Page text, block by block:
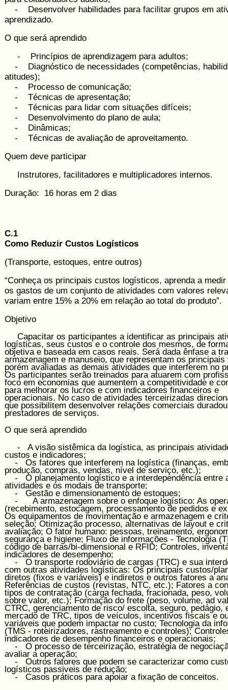
- Desenvolver habilidades para facilitar grupos em
aprendizado.
O que será aprendido
- Princípios de aprendizagem para adultos;
- Diagnóstico de necessidades (compe­tên­cias,
atitudes);
- Processo de comunicação;
- Técnicas de apresentação;
- Técnicas para lidar com situações difíceis;
- Desenvolvimento do plano de aula;
- Dinâmicas;
- Técnicas de avaliação de aproveita­mento.
Quem deve participar
Instrutores, facilitadores e multiplicadores internos.
Duração: 16 horas em 2 dias
C.1
Como Reduzir Custos Logísticos
(Transporte, estoques, entre outros)
“Conheça os principais custos logísticos, aprenda a
os gastos de um conjunto de atividades com valores
variam entre 15% a 20% em relação ao total do produto”.
Objetivo
Capacitar os participantes a identificar as principais
logísticas, seus custos e o controle dos mesmos, de
objetiva e baseada em casos reais. Será dada ênfase a
armazenagem e manuseio, que representam os principais
porém avaliadas as demais atividades que interferem no
Os participantes serão treinados para atuarem com
foco em economias que aumentem a competitividade e
para melhorar os lucros e com indicadores financeiros e
operacionais. No caso de atividades terceirizadas
que possibilitem desenvolver relações comerciais
prestadores de serviços.
O que será aprendido
- A visão sistêmica da logística, as principais
custos e indicadores;
- Os fatores que interferem na logística (finanças,
produção, compras, vendas, nível de serviço, etc.);
- O planejamento logístico e a interdependência entre
atividades e os modais de transporte;
- Gestão e dimensionamento de estoques;
- A armazenagem sobre o enfoque logístico: As
(recebimento, estocagem, processamento de pedidos e
Os equipamentos de movimentação e armazenagem e
seleção; Otimização processo, alternativas de layout e
avaliação; O fator humano: pessoas, treinamento,
segurança e higiene; Fluxo de informações - Tecnologia
código de barras/bi-dimensional e RFID; Controles,
indicadores de desempenho;
- O transporte rodoviário de cargas (TRC) e sua
com outras atividades logísticas: Os principais custos/
diretos (fixos e variáveis) e indiretos e outros fatores a
Referências de custos (revistas, NTC, etc.); Fatores a
tipos de contratação (carga fechada, fracionada, peso,
sobre valor, etc.); Formação do frete (peso, volume, ad
CTRC, gerenciamento de risco/ escolta, seguro, pedágio,
mercado de TRC, tipos de veículos, incentivos fiscais e
variáveis que podem impactar no custo; Tecnologia da
(TMS - roteirizadores, rastreamento e controles);
indicadores de desempenho financeiros e operacionais;
- O processo de terceirização, estratégia de
avaliar a operação;
- Outros fatores que podem se caracterizar como
logísticos passiveis de redução;
- Casos práticos para apoiar a fixação de conceitos.